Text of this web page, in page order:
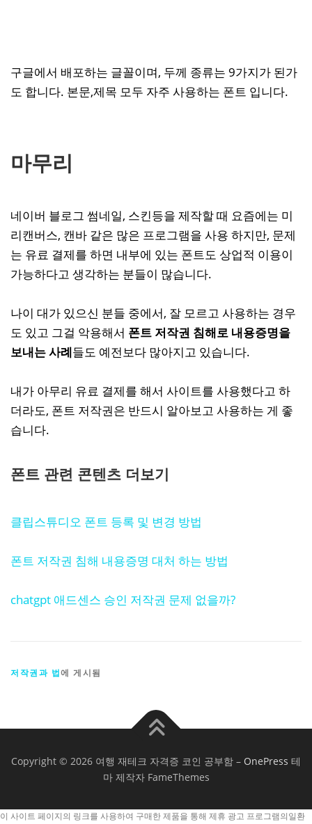
구글에서 배포하는 글꼴이며, 두께 종류는 9가지가 된가
도 합니다. 본문,제목 모두 자주 사용하는 폰트 입니다.
마무리
네이버 블로그 썸네일, 스킨등을 제작할 때 요즘에는 미
리캔버스, 캔바 같은 많은 프로그램을 사용 하지만, 문제
는 유료 결제를 하면 내부에 있는 폰트도 상업적 이용이
가능하다고 생각하는 분들이 많습니다.
나이 대가 있으신 분들 중에서, 잘 모르고 사용하는 경우
도 있고 그걸 악용해서 폰트 저작권 침해로 내용증명을
보내는 사례들도 예전보다 많아지고 있습니다.
내가 아무리 유료 결제를 해서 사이트를 사용했다고 하
더라도, 폰트 저작권은 반드시 알아보고 사용하는 게 좋
습니다.
폰트 관련 콘텐츠 더보기
클립스튜디오 폰트 등록 및 변경 방법
폰트 저작권 침해 내용증명 대처 하는 방법
chatgpt 애드센스 승인 저작권 문제 없을까?
저작권과 법에 게시됨
Copyright © 2026 여행 재테크 자격증 코인 공부함 – OnePress 테
마 제작자 FameThemes
이 사이트 페이지의 링크를 사용하여 구매한 제품을 통해 제휴 광고 프로그램의일환